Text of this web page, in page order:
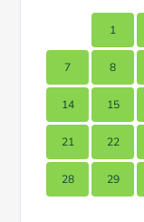
1
7 8
14 15
21 22
28 29